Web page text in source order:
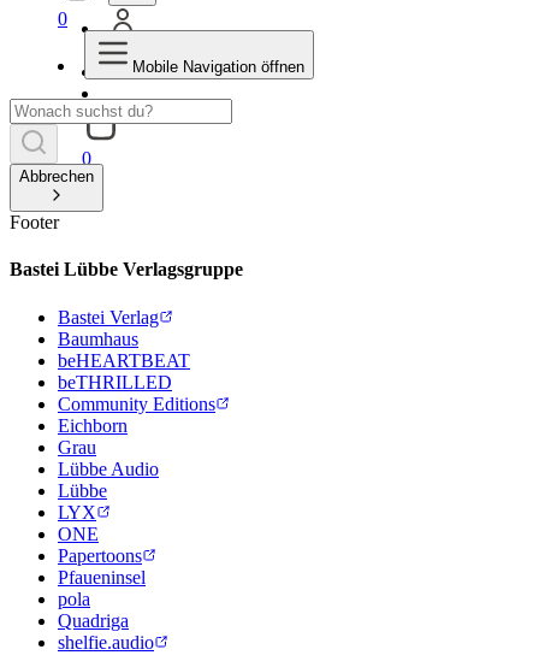
0
0
Mobile Navigation öffnen
Abbrechen
Footer
Bastei Lübbe Verlagsgruppe
Bastei Verlag
Baumhaus
beHEARTBEAT
beTHRILLED
Community Editions
Eichborn
Grau
Lübbe Audio
Lübbe
LYX
ONE
Papertoons
Pfaueninsel
pola
Quadriga
shelfie.audio